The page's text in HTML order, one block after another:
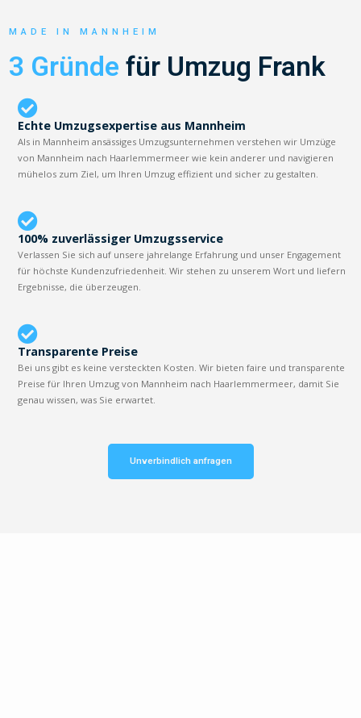
MADE IN MANNHEIM
3 Gründe für Umzug Frank
Echte Umzugsexpertise aus Mannheim
Als in Mannheim ansässiges Umzugsunternehmen verstehen wir Umzüge
von Mannheim nach Haarlemmermeer wie kein anderer und navigieren
mühelos zum Ziel, um Ihren Umzug effizient und sicher zu gestalten.
100% zuverlässiger Umzugsservice
Verlassen Sie sich auf unsere jahrelange Erfahrung und unser Engagement
für höchste Kundenzufriedenheit. Wir stehen zu unserem Wort und liefern
Ergebnisse, die überzeugen.
Transparente Preise
Bei uns gibt es keine versteckten Kosten. Wir bieten faire und transparente
Preise für Ihren Umzug von Mannheim nach Haarlemmermeer, damit Sie
genau wissen, was Sie erwartet.
Unverbindlich anfragen